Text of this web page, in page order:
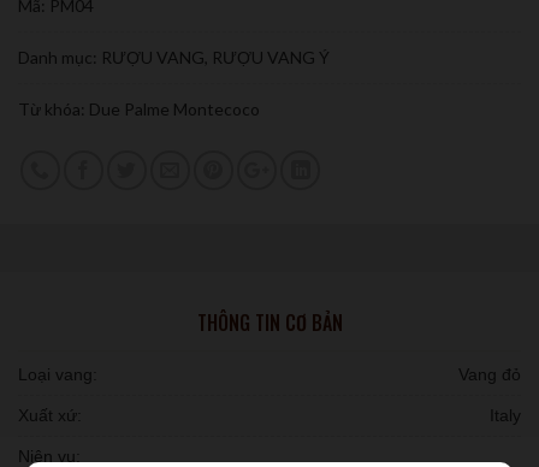
Mã: PM04
Danh mục: RƯỢU VANG RƯỢU VANG Ý
Từ khóa: Due Palme Montecoco
THÔNG TIN CƠ BẢN
Loại vang: Vang đỏ
Xuất xứ: Italy
Niên vụ: